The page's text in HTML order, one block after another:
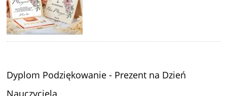
Dyplom Podziękowanie - Prezent na Dzień